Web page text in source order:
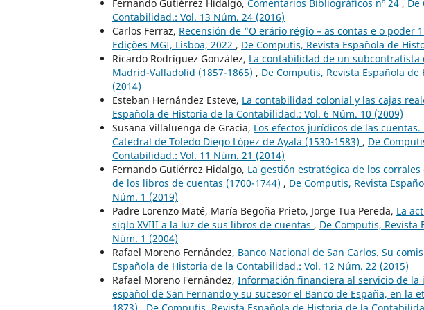
Fernando Gutiérrez Hidalgo, Comentarios Bibliográficos nº 24 , De
Contabilidad.: Vol. 13 Núm. 24 (2016)
Carlos Ferraz, Recensión de “O erário régio – as contas e o poder
Edições MGI, Lisboa, 2022 , De Computis, Revista Española de
Ricardo Rodríguez González, La contabilidad de un
Madrid-Valladolid (1857-1865) , De Computis, Revista Española
(2014)
Esteban Hernández Esteve, La contabilidad colonial y las cajas
Española de Historia de la Contabilidad.: Vol. 6 Núm. 10 (2009)
Susana Villaluenga de Gracia, Los efectos jurídicos de las
Catedral de Toledo Diego López de Ayala (1530-1583) , De
Contabilidad.: Vol. 11 Núm. 21 (2014)
Fernando Gutiérrez Hidalgo, La gestión estratégica de los
de los libros de cuentas (1700-1744) , De Computis, Revista
Núm. 1 (2019)
Padre Lorenzo Maté, María Begoña Prieto, Jorge Tua Pereda, La
siglo XVIII a la luz de sus libros de cuentas , De Computis, Revista
Núm. 1 (2004)
Rafael Moreno Fernández, Banco Nacional de San Carlos. Su
Española de Historia de la Contabilidad.: Vol. 12 Núm. 22 (2015)
Rafael Moreno Fernández, Información financiera al servicio de la
español de San Fernando y su sucesor el Banco de España, en la